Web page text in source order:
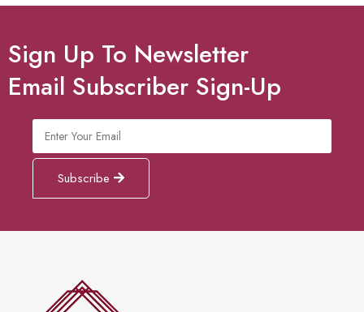
Sign Up To Newsletter
Email Subscriber Sign-Up
Subscribe